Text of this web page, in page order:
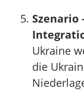
Szenario
Ukraine
die